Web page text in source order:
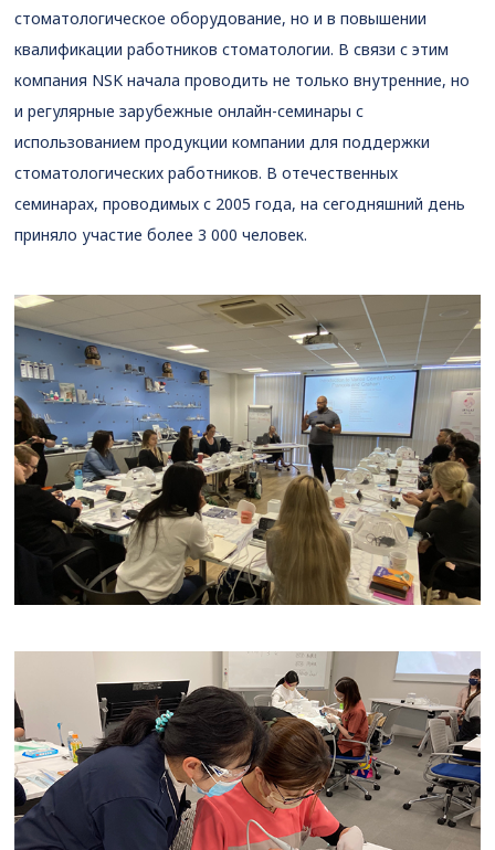
стоматологическое оборудование, но и в повышении
квалификации работников стоматологии. В связи с этим
компания NSK начала проводить не только внутренние, но
и регулярные зарубежные онлайн-семинары с
использованием продукции компании для поддержки
стоматологических работников. В отечественных
семинарах, проводимых с 2005 года, на сегодняшний день
приняло участие более 3 000 человек.